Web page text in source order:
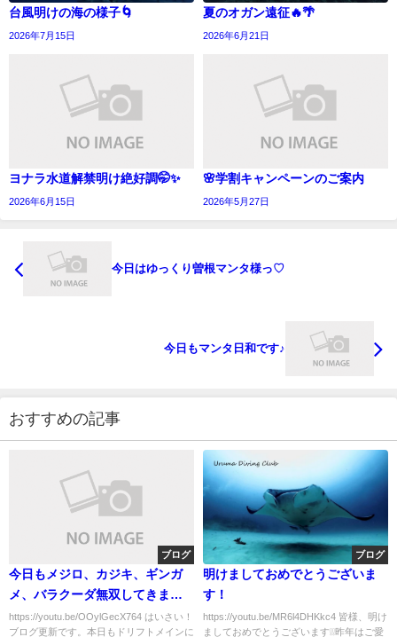
台風明けの海の様子🌀
2026年7月15日
夏のオガン遠征🔥🌴
2026年6月21日
ヨナラ水道解禁明け絶好調🤭✨
2026年6月15日
🌸学割キャンペーンのご案内
2026年5月27日
今日はゆっくり曽根マンタ様っ♡
今日もマンタ日和です♪
おすすめの記事
ブログ
今日もメジロ、カジキ、ギンガ
メ、バラクーダ無双してきまし
た。
https://youtu.be/OOylGecX764 はいさい！
ブログ更新です。本日もドリフトメインに
ブログ
明けましておめでとうございま
す！
https://youtu.be/MR6l4DHKkc4 皆様、明け
ましておめでとうございます❕❕昨年はご愛